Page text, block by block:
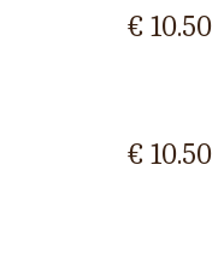
€ 10.50
€ 10.50